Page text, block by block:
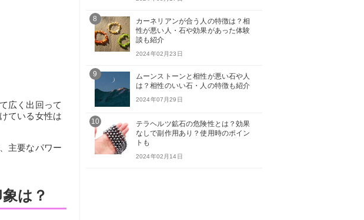
広く出回って
ている女性は
主要なパワー
は？
8
カーネリアンが合う人の特徴は？相
性が悪い人・石や効果があった体験
談も紹介
2024年02月23日
9
ムーンストーンと相性が悪い石や人
は？相性のいい石・人の特徴も紹介
2024年07月29日
10
テラヘルツ鉱石の危険性とは？効果
なしで副作用あり？使用時のポイン
トも
2024年02月14日